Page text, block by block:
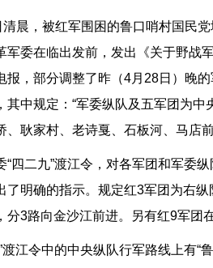
晨，被红军围困的鲁口哨村国民
军委在临出发前，发出《关于野战
报，部分调整了昨（4月28日）晚
其中规定：“军委纵队及五军团为中
、耿家村、老诗戛、石板河、马店
“四二九”渡江令，对各军团和军委
了明确的指示。规定红3军团为右
分3路向金沙江前进。另有红9军团
渡江令中的中央纵队行军路线上有“